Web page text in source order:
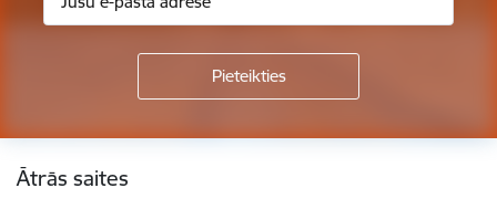
Ātrās saites